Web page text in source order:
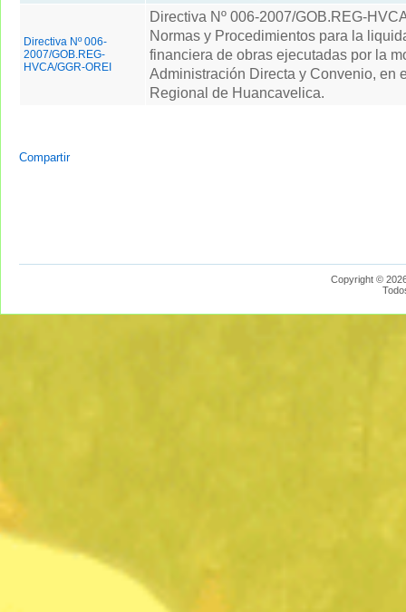
Directiva Nº 006-
2007/GOB.REG-
HVCA/GGR-OREI
Directiva Nº 006-2007/GOB.REG-
Normas y Procedimientos para la
financiera de obras ejecutadas por la
Administración Directa y Convenio, en
Regional de Huancavelica.
Compartir
Copyright ©